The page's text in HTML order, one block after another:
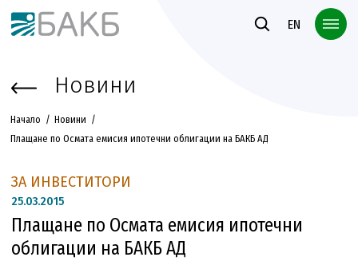
Към основното съдържание
EN
Новини
Начало
Новини
Плащане по Осмата емисия ипотечни облигации на БАКБ АД
ЗА ИНВЕСТИТОРИ
25.03.2015
Плащане по Осмата емисия ипотечни
облигации на БАКБ АД